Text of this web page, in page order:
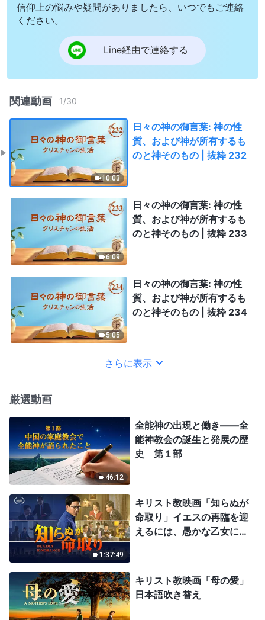
信仰上の悩みや疑問がありましたら、いつでもご連絡
ください。
Line経由で連絡する
関連動画 1/30
10:03
日々の神の御言葉: 神の性
質、および神が所有するも
のと神そのもの | 抜粋 232
6:09
日々の神の御言葉: 神の性
質、および神が所有するも
のと神そのもの | 抜粋 233
5:05
日々の神の御言葉: 神の性
質、および神が所有するも
のと神そのもの | 抜粋 234
さらに表示
厳選動画
46:12
全能神の出現と働き——全
能神教会の誕生と発展の歴
史 第１部
1:37:49
キリスト教映画「知らぬが
命取り」イエスの再臨を迎
えるには、愚かな乙女にな
キリスト教映画「母の愛」
日本語吹き替え